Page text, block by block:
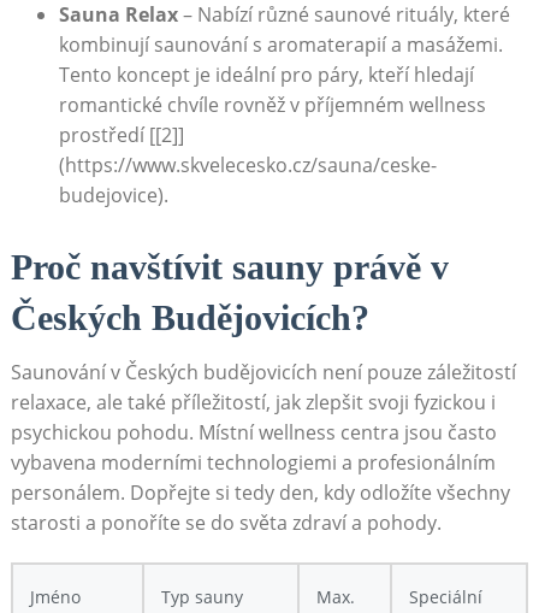
Sauna Relax– Nabízí‍ různé saunové rituály, které
kombinují saunování s aromaterapií a masážemi.
Tento koncept⁢ je ‍ideální pro páry, kteří hledají ​
romantické​ chvíle rovněž v příjemném wellness
prostředí [[2]]
(https://www.skvelecesko.cz/sauna/ceske-
budejovice).
Proč navštívit⁢ sauny⁣ právě v
Českých Budějovicích?
Saunování v Českých⁣ budějovicích není pouze záležitostí
‌relaxace, ale také ‌příležitostí, jak zlepšit svoji fyzickou i
psychickou pohodu. Místní wellness centra jsou ​často
vybavena moderními technologiemi a profesionálním
‌personálem. Dopřejte si tedy den, kdy odložíte všechny
starosti⁤ a ponoříte se do světa zdraví a ⁤pohody.
Jméno
Typ sauny
Max.
Speciální